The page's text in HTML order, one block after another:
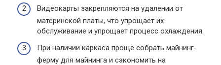
Видеокарты закрепляются на удалении от
материнской платы, что упрощает их
обслуживание и упрощает процесс охлаждения.
При наличии каркаса проще собрать майнинг-
ферму для майнинга и сэкономить на